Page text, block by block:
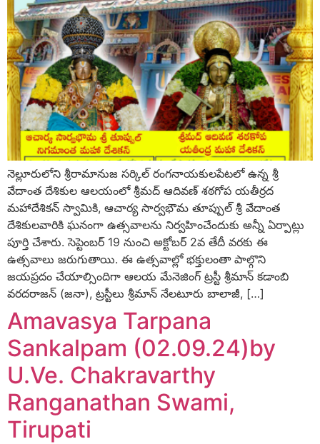
నెల్లూరులోని శ్రీరామానుజ సర్కిల్‌ రంగనాయకులపేటలో ఉన్న శ్రీ
వేదాంత దేశికుల ఆలయంలో శ్రీమద్‌ ఆదివణ్‌ శఠగోప యతీర్రద
మహాదేశికన్‌ స్వామికి, ఆచార్య సార్వభౌమ తూప్పుల్‌ శ్రీ వేదాంత
దేశికులవారికి ఘనంగా ఉత్సవాలను నిర్వహించేందుకు అన్నీ ఏర్పాట్లు
పూర్తి చేశారు. సెప్టెంబర్‌ 19 నుంచి అక్టోబర్‌ 2వ తేదీ వరకు ఈ
ఉత్సవాలు జరుగుతాయి. ఈ ఉత్సవాల్లో భక్తులంతా పాల్గొని
జయప్రదం చేయాల్సిందిగా ఆలయ మేనెజింగ్‌ ట్రస్టీ శ్రీమాన్‌ కడాంబి
వరదరాజన్‌ (జనా), ట్రస్టీలు శ్రీమాన్‌ నేలటూరు బాలాజీ, […]
Amavasya Tarpana
Sankalpam (02.09.24)by
U.Ve. Chakravarthy
Ranganathan Swami,
Tirupati